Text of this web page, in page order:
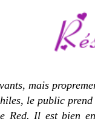
mais
le public
Red. Il est bien